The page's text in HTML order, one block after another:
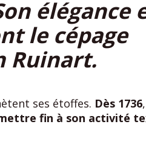
élégance
le cépage
Ruinart.
ses étoffes. Dès 1736
fin à son activité